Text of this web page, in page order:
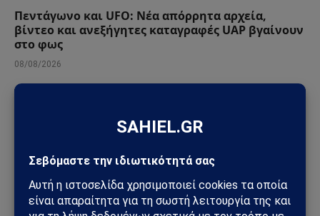
Πεντάγωνο και UFO: Νέα απόρρητα αρχεία,
βίντεο και ανεξήγητες καταγραφές UAP βγαίνουν
στο φως
08/08/2026